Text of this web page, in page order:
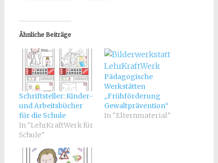
Ähnliche Beiträge
Schriftsteller: Kinder-
und Arbeitsbücher
für die Schule
In "LehrKraftWerk für
Schule"
Pädagogische
Werkstätten
„Frühförderung
Gewaltprävention“
In "Elternmaterial"